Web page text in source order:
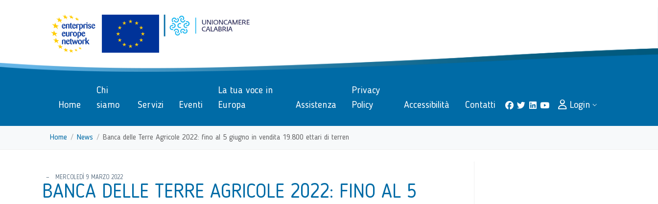
Vai ai contenuti
Menu di navigazione
Home
Chi
siamo
Servizi Eventi
La tua voce in
Europa
Assistenza
Privacy
Policy
Accessibilità Contatti Login
Home News Banca delle Terre Agricole 2022: fino al 5 giugno in vendita 19.800 ettari di terren
MERCOLEDÌ 9 MARZO 2022
BANCA DELLE TERRE AGRICOLE 2022: FINO AL 5